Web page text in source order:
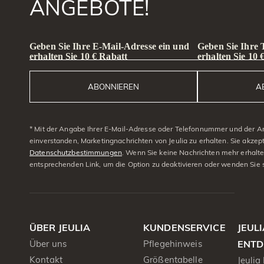
ANGEBOTE!
Geben Sie Ihre E-Mail-Adresse ein und
erhalten Sie 10 € Rabatt
ABONNIEREN
Geben Sie Ihre
erhalten Sie 10
* Mit der Angabe Ihrer E-Mail-Adresse oder Telefonnummer und der
einverstanden, Marketingnachrichten von Jeulia zu erhalten. Sie
Datenschutzbestimmungen. Wenn Sie keine Nachrichten mehr
entsprechenden Link, um die Option zu deaktivieren oder wenden Sie
ÜBER JEULIA
Über uns
Kontakt
KUNDENSERVICE
Pflegehinweis
Größentabelle
Jeulia